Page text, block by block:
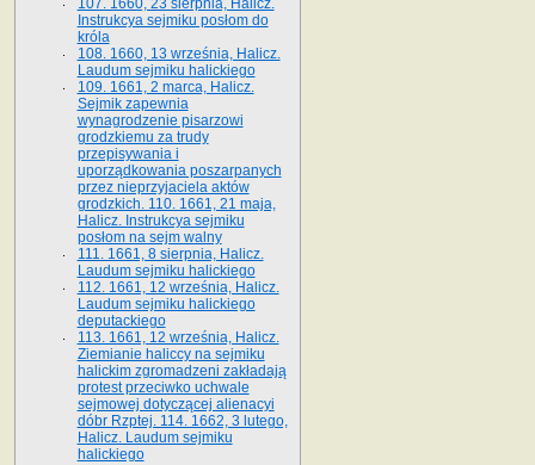
107. 1660, 23 sierpnia, Halicz.
Instrukcya sejmiku posłom do
króla
108. 1660, 13 września, Halicz.
Laudum sejmiku halickiego
109. 1661, 2 marca, Halicz.
Sejmik zapewnia
wynagrodzenie pisarzowi
grodzkiemu za trudy
przepisywania i
uporządkowania poszarpanych
przez nieprzyjaciela aktów
grodzkich. 110. 1661, 21 maja,
Halicz. Instrukcya sejmiku
posłom na sejm walny
111. 1661, 8 sierpnia, Halicz.
Laudum sejmiku halickiego
112. 1661, 12 września, Halicz.
Laudum sejmiku halickiego
deputackiego
113. 1661, 12 września, Halicz.
Ziemianie haliccy na sejmiku
halickim zgromadzeni zakładają
protest przeciwko uchwale
sejmowej dotyczącej alienacyi
dóbr Rzptej. 114. 1662, 3 lutego,
Halicz. Laudum sejmiku
halickiego